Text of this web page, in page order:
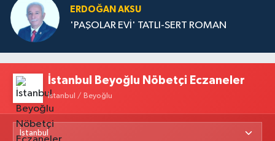
ERDOĞAN AKSU
'PAŞOLAR EVİ' TATLI-SERT ROMAN
İstanbul Beyoğlu Nöbetçi Eczaneler
İstanbul / Beyoğlu